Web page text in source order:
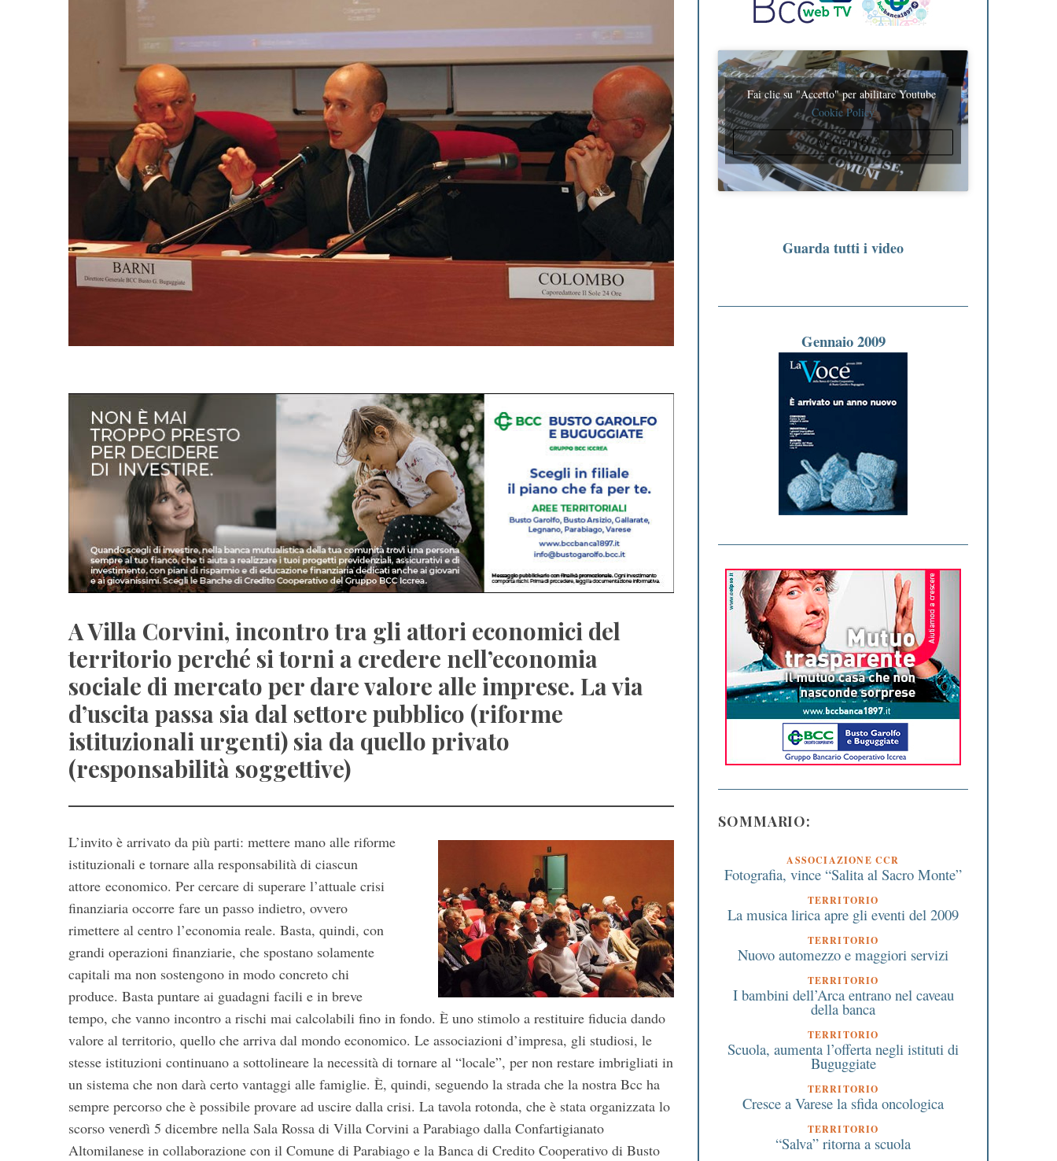
A Villa Corvini, incontro tra gli attori economici del
territorio perché si torni a credere nell’economia
sociale di mercato per dare valore alle imprese. La via
d’uscita passa sia dal settore pubblico (riforme
istituzionali urgenti) sia da quello privato
(responsabilità soggettive)
L’invito è arrivato da più parti: mettere mano alle riforme
istituzionali e tornare alla responsabilità di ciascun
attore economico. Per cercare di superare l’attuale crisi
finanziaria occorre fare un passo indietro, ovvero
rimettere al centro l’economia reale. Basta, quindi, con
grandi operazioni finanziarie, che spostano solamente
capitali ma non sostengono in modo concreto chi
produce. Basta puntare ai guadagni facili e in breve
tempo, che vanno incontro a rischi mai calcolabili fino in fondo. È uno stimolo a restituire fiducia dando
valore al territorio, quello che arriva dal mondo economico. Le associazioni d’impresa, gli studiosi, le
stesse istituzioni continuano a sottolineare la necessità di tornare al “locale”, per non restare imbrigliati in
un sistema che non darà certo vantaggi alle famiglie. È, quindi, seguendo la strada che la nostra Bcc ha
sempre percorso che è possibile provare ad uscire dalla crisi. La tavola rotonda, che è stata organizzata lo
scorso venerdì 5 dicembre nella Sala Rossa di Villa Corvini a Parabiago dalla Confartigianato
Altomilanese in collaborazione con il Comune di Parabiago e la Banca di Credito Cooperativo di Busto
Fai clic su "Accetto" per abilitare Youtube
Cookie Policy
ACCETTO
Guarda tutti i video
Gennaio 2009
SOMMARIO:
ASSOCIAZIONE CCR
Fotografia, vince “Salita al Sacro Monte”
TERRITORIO
La musica lirica apre gli eventi del 2009
TERRITORIO
Nuovo automezzo e maggiori servizi
TERRITORIO
I bambini dell’Arca entrano nel caveau
della banca
TERRITORIO
Scuola, aumenta l’offerta negli istituti di
Buguggiate
TERRITORIO
Cresce a Varese la sfida oncologica
TERRITORIO
“Salva” ritorna a scuola
e
a
r